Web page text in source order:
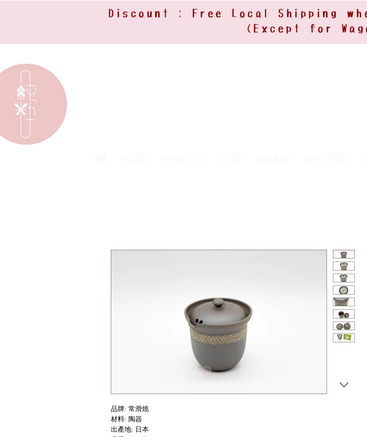
Discount : Free Local Shipping
(Except for
Home Wagashi Tableware
品牌: 常滑燒
材料: 陶器
出產地: 日本